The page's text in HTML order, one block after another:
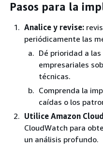
Pasos para la
Analice y revise:
periódicamente las
Dé prioridad a
empresariales
técnicas.
Comprenda la
caídas o los
Utilice Amazon
CloudWatch para
un análisis profundo.